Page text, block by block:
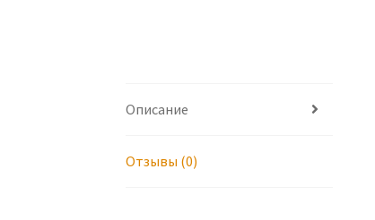
Описание
Отзывы (0)